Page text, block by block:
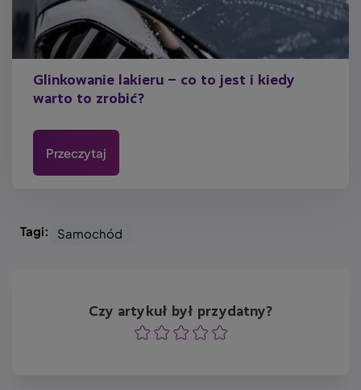
Glinkowanie lakieru – co to jest i kiedy
warto to zrobić?
Przeczytaj
Tagi: Samochód
Czy artykuł był przydatny?
OcenaOcenaOcena
OcenaOcena